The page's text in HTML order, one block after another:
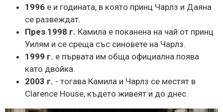
1996 е и годината, в която принц Чарлз и Даяна
се развеждат.
През 1998 г. Камила е поканена на чай от принц
Уилям и се среща със синовете на Чарлз.
1999 г. е първата им обща официална поява
като двойка.
2003 г. - тогава Камила и Чарлз се местят в
Clarence House, където живеят и до днес.